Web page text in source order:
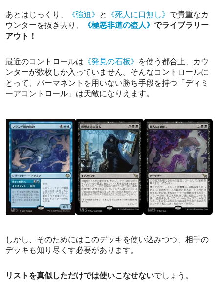
あとはじっくり、 《強迫》 と 《死人に口無し》 で貴重なカ
ウンターを抜き去り、
《極悪非道の盗人》でライブラリー
アウト！
最近のコントロールは 《発見の石板》 を使う都合上、カウ
ンターが数枚しか入っていません。そんなコントロールに
とって、パーマネントを用いない勝ち手段を持つ「ディミ
ーアコントロール」は天敵になりえます。
しかし、そのためにはこのデッキを使い込みつつ、相手の
デッキも知り尽くす必要があります。
リストを真似しただけでは使いこなせないでしょう。